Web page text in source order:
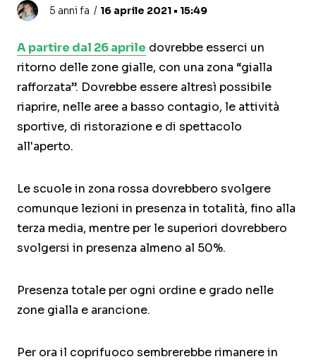
5 anni fa 16 aprile 2021 • 15:49
A partire dal 26 aprile dovrebbe esserci un
ritorno delle zone gialle, con una zona “gialla
rafforzata”. Dovrebbe essere altresì possibile
riaprire, nelle aree a basso contagio, le attività
sportive, di ristorazione e di spettacolo
all'aperto.
Le scuole in zona rossa dovrebbero svolgere
comunque lezioni in presenza in totalità, fino alla
terza media, mentre per le superiori dovrebbero
svolgersi in presenza almeno al 50%.
Presenza totale per ogni ordine e grado nelle
zone gialla e arancione.
Per ora il coprifuoco sembrerebbe rimanere in